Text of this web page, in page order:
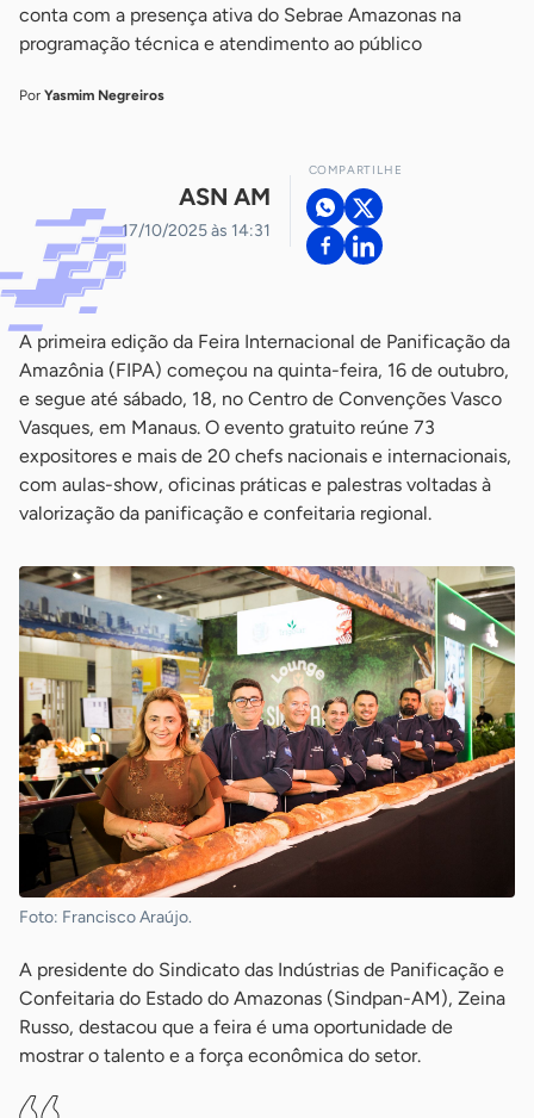
conta com a presença ativa do Sebrae Amazonas na
programação técnica e atendimento ao público
Por Yasmim Negreiros
ASN AM
17/10/2025 às 14:31
COMPARTILHE
A primeira edição da Feira Internacional de Panificação da
Amazônia (FIPA) começou na quinta-feira, 16 de outubro,
e segue até sábado, 18, no Centro de Convenções Vasco
Vasques, em Manaus. O evento gratuito reúne 73
expositores e mais de 20 chefs nacionais e internacionais,
com aulas-show, oficinas práticas e palestras voltadas à
valorização da panificação e confeitaria regional.
Foto: Francisco Araújo.
A presidente do Sindicato das Indústrias de Panificação e
Confeitaria do Estado do Amazonas (Sindpan-AM), Zeina
Russo, destacou que a feira é uma oportunidade de
mostrar o talento e a força econômica do setor.